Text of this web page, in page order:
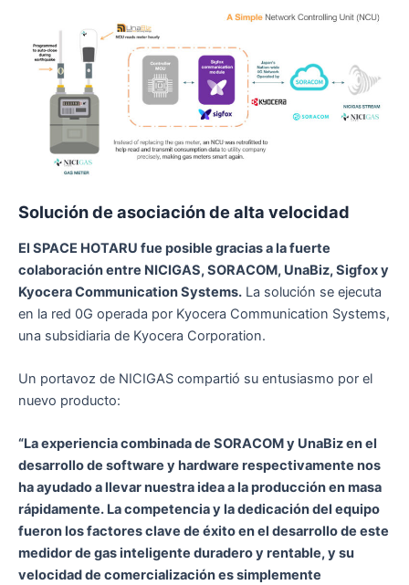
Solución de asociación de alta velocidad
El SPACE HOTARU fue posible gracias a la fuerte
colaboración entre NICIGAS, SORACOM, UnaBiz, Sigfox y
Kyocera Communication Systems. La solución se ejecuta
en la red 0G operada por Kyocera Communication Systems,
una subsidiaria de Kyocera Corporation.
Un portavoz de NICIGAS compartió su entusiasmo por el
nuevo producto:
“La experiencia combinada de SORACOM y UnaBiz en el
desarrollo de software y hardware respectivamente nos
ha ayudado a llevar nuestra idea a la producción en masa
rápidamente. La competencia y la dedicación del equipo
fueron los factores clave de éxito en el desarrollo de este
medidor de gas inteligente duradero y rentable, y su
velocidad de comercialización es simplemente